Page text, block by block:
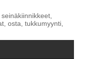
osta, tukkumyynti,